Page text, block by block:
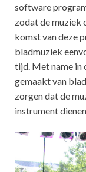
software
zodat de muziek
komst van deze
bladmuziek
tijd. Met name in
gemaakt van
zorgen dat de
instrument